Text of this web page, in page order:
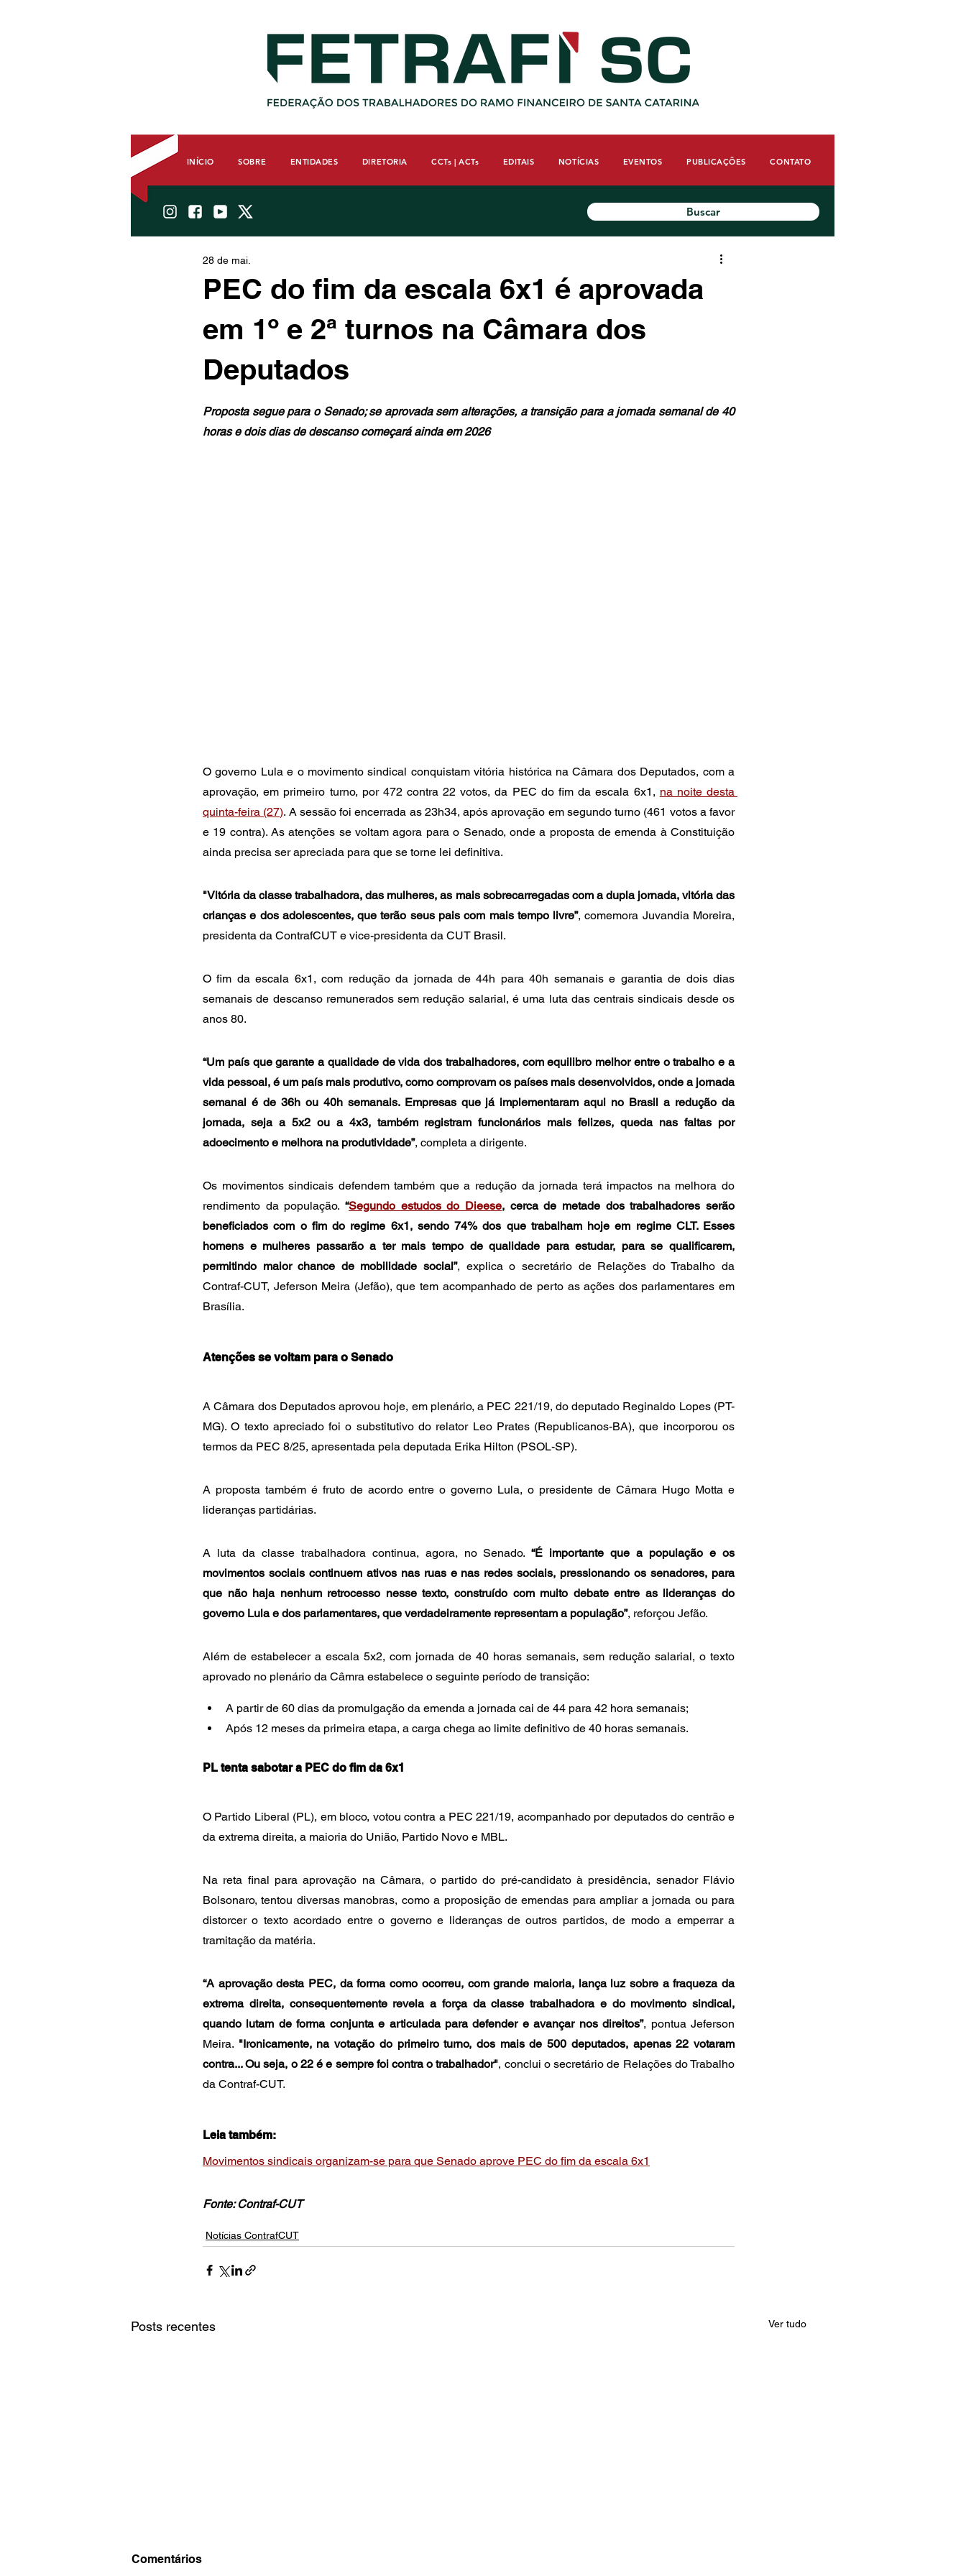
INÍCIO SOBRE ENTIDADES DIRETORIA CCTs | ACTs EDITAIS NOTÍCIAS EVENTOS PUBLICAÇÕES CONTATO
Buscar
PEC do fim da escala 6x1 é aprovada
em 1º e 2ª turnos na Câmara dos
Deputados
28 de mai.
Proposta segue para o Senado; se aprovada sem alterações, a transição para a jornada semanal de 40
horas e dois dias de descanso começará ainda em 2026
O governo Lula e o movimento sindical conquistam vitória histórica na Câmara dos Deputados, com a
aprovação, em primeiro turno, por 472 contra 22 votos, da PEC do fim da escala 6x1, na noite desta
quinta-feira (27). A sessão foi encerrada as 23h34, após aprovação em segundo turno (461 votos a favor
e 19 contra). As atenções se voltam agora para o Senado, onde a proposta de emenda à Constituição
ainda precisa ser apreciada para que se torne lei definitiva.
"Vitória da classe trabalhadora, das mulheres, as mais sobrecarregadas com a dupla jornada, vitória das
crianças e dos adolescentes, que terão seus pais com mais tempo livre”, comemora Juvandia Moreira,
presidenta da ContrafCUT e vice-presidenta da CUT Brasil.
O fim da escala 6x1, com redução da jornada de 44h para 40h semanais e garantia de dois dias
semanais de descanso remunerados sem redução salarial, é uma luta das centrais sindicais desde os
anos 80.
“Um país que garante a qualidade de vida dos trabalhadores, com equilibro melhor entre o trabalho e a
vida pessoal, é um país mais produtivo, como comprovam os países mais desenvolvidos, onde a jornada
semanal é de 36h ou 40h semanais. Empresas que já implementaram aqui no Brasil a redução da
jornada, seja a 5x2 ou a 4x3, também registram funcionários mais felizes, queda nas faltas por
adoecimento e melhora na produtividade”, completa a dirigente.
Os movimentos sindicais defendem também que a redução da jornada terá impactos na melhora do
rendimento da população. “Segundo estudos do Dieese, cerca de metade dos trabalhadores serão
beneficiados com o fim do regime 6x1, sendo 74% dos que trabalham hoje em regime CLT. Esses
homens e mulheres passarão a ter mais tempo de qualidade para estudar, para se qualificarem,
permitindo maior chance de mobilidade social”, explica o secretário de Relações do Trabalho da
Contraf-CUT, Jeferson Meira (Jefão), que tem acompanhado de perto as ações dos parlamentares em
Brasília.
Atenções se voltam para o Senado
A Câmara dos Deputados aprovou hoje, em plenário, a PEC 221/19, do deputado Reginaldo Lopes (PT-
MG). O texto apreciado foi o substitutivo do relator Leo Prates (Republicanos-BA), que incorporou os
termos da PEC 8/25, apresentada pela deputada Erika Hilton (PSOL-SP).
A proposta também é fruto de acordo entre o governo Lula, o presidente de Câmara Hugo Motta e
lideranças partidárias.
A luta da classe trabalhadora continua, agora, no Senado. “É importante que a população e os
movimentos sociais continuem ativos nas ruas e nas redes sociais, pressionando os senadores, para
que não haja nenhum retrocesso nesse texto, construído com muito debate entre as lideranças do
governo Lula e dos parlamentares, que verdadeiramente representam a população”, reforçou Jefão.
Além de estabelecer a escala 5x2, com jornada de 40 horas semanais, sem redução salarial, o texto
aprovado no plenário da Câmra estabelece o seguinte período de transição:
A partir de 60 dias da promulgação da emenda a jornada cai de 44 para 42 hora semanais;
Após 12 meses da primeira etapa, a carga chega ao limite definitivo de 40 horas semanais.
PL tenta sabotar a PEC do fim da 6x1
O Partido Liberal (PL), em bloco, votou contra a PEC 221/19, acompanhado por deputados do centrão e
da extrema direita, a maioria do União, Partido Novo e MBL.
Na reta final para aprovação na Câmara, o partido do pré-candidato à presidência, senador Flávio
Bolsonaro, tentou diversas manobras, como a proposição de emendas para ampliar a jornada ou para
distorcer o texto acordado entre o governo e lideranças de outros partidos, de modo a emperrar a
tramitação da matéria.
“A aprovação desta PEC, da forma como ocorreu, com grande maioria, lança luz sobre a fraqueza da
extrema direita, consequentemente revela a força da classe trabalhadora e do movimento sindical,
quando lutam de forma conjunta e articulada para defender e avançar nos direitos”, pontua Jeferson
Meira. "Ironicamente, na votação do primeiro turno, dos mais de 500 deputados, apenas 22 votaram
contra... Ou seja, o 22 é e sempre foi contra o trabalhador", conclui o secretário de Relações do Trabalho
da Contraf-CUT.
Leia também:
Movimentos sindicais organizam-se para que Senado aprove PEC do fim da escala 6x1
Fonte: Contraf-CUT
Notícias ContrafCUT
Posts recentes Ver tudo
Comentários